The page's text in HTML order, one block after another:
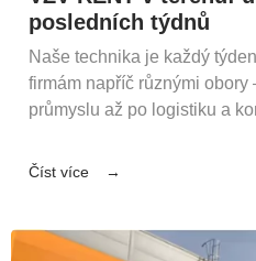
posledních týdnů
Naše technika je každý
firmám napříč různými obory
průmyslu až po logistiku a
Číst více